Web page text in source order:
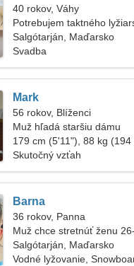
40 rokov, Váhy
Potrebujem taktného
Salgótarján, Maďarsko
Svadba
Mark
56 rokov, Blíženci
Muž hľadá staršiu dámu
179 cm (5'11"), 88 kg (194
Skutočný vzťah
Barna
36 rokov, Panna
Muž chce stretnúť ženu
Salgótarján, Maďarsko
Vodné lyžovanie,